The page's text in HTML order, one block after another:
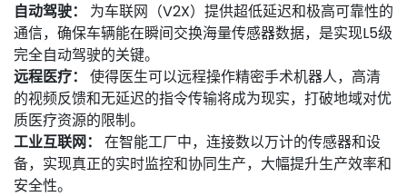
自动驾驶：
为车联网（V2X）提供超低延迟和极高可靠性的
通信，确保车辆能在瞬间交换海量传感器数据，是实现L5级
完全自动驾驶的关键。
远程医疗：
使得医生可以远程操作精密手术机器人，高清
的视频反馈和无延迟的指令传输将成为现实，打破地域对优
质医疗资源的限制。
工业互联网：
在智能工厂中，连接数以万计的传感器和设
备，实现真正的实时监控和协同生产，大幅提升生产效率和
安全性。